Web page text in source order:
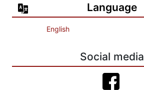
Language
English
Social media